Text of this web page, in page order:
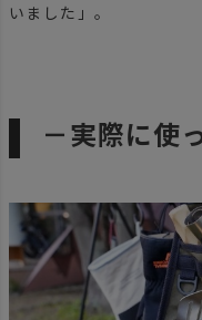
いました」。
－実際に使